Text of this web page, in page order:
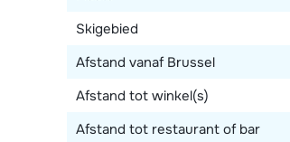
Skigebied
Afstand vanaf Brussel
Afstand tot winkel(s)
Afstand tot restaurant of bar